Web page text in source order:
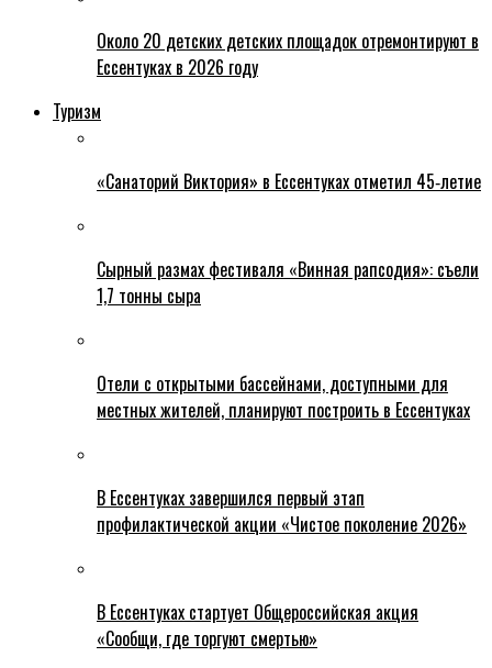
Около 20 детских детских площадок отремонтируют в
Ессентуках в 2026 году
Туризм
«Санаторий Виктория» в Ессентуках отметил 45‑летие
Сырный размах фестиваля «Винная рапсодия»: съели
1,7 тонны сыра
Отели с открытыми бассейнами, доступными для
местных жителей, планируют построить в Ессентуках
В Ессентуках завершился первый этап
профилактической акции «Чистое поколение 2026»
В Ессентуках стартует Общероссийская акция
«Сообщи, где торгуют смертью»